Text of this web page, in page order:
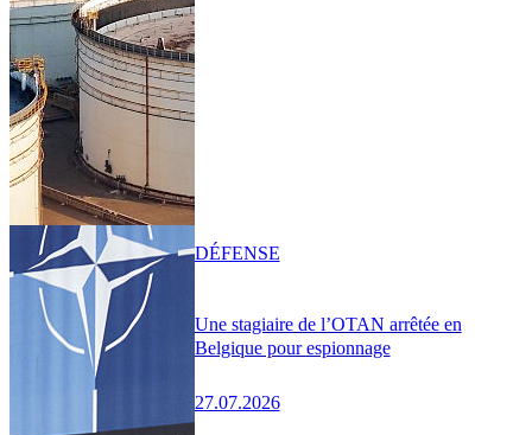
Une stagiaire de l’OTAN arrêtée en
Belgique pour espionnage
27.07.2026
DÉFENSE